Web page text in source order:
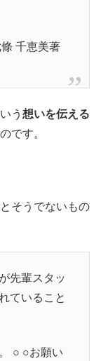
千恵美著
う 想いを伝える
です。
そうでないもの
先輩スタッ
ていること
○ ○お願い